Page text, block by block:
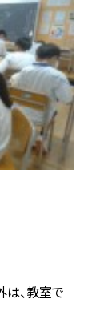
、教室で